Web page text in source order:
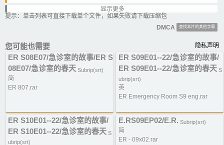
11x15 Alone In A Crowd.eng.srt
53.8KB
11x17 Back In The World.eng.srt 50.7KB
11x18 Refusal Of Care.eng.srt 63.5KB
11x19 Ruby Redux.eng.srt
62.3KB
11x21 Carter Est Amoureux.eng.srt
11x22 The Show Must Go On.eng.srt
显示更多
提示：单击列表可直接下载单个文件，如果失败请下载压缩包
DMCA
查找本片的其他字幕
您可能也需要 隐私声明
ER S08E07/急诊室的故事/ER S
08E07/急诊室的春天 Subrip(srt)
简
ER 807.rar
ER S09E01--22/急诊室的故事/
ER S09E01--22/急诊室的春天 S
ubrip(srt)
英
ER Emergency Room S9 eng.rar
ER S10E01--22/急诊室的故事/
ER S10E01--22/急诊室的春天 S
ubrip(srt)
E.RS09EP02/E.R. Subrip(srt)
简
ER - 09x02.rar